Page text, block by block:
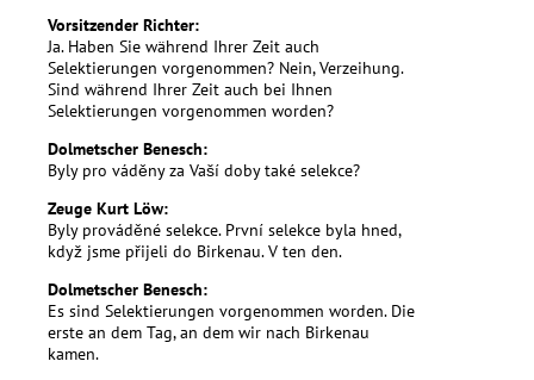
Vorsitzender Richter:
Ja. Haben Sie während Ihrer Zeit auch
Selektierungen vorgenommen? Nein, Verzeihung.
Sind während Ihrer Zeit auch bei Ihnen
Selektierungen vorgenommen worden?
Dolmetscher Benesch:
Byly pro váděny za Vaší doby také selekce?
Zeuge Kurt Löw:
Byly prováděné selekce. První selekce byla hned,
když jsme přijeli do Birkenau. V ten den.
Dolmetscher Benesch:
Es sind Selektierungen vorgenommen worden. Die
erste an dem Tag, an dem wir nach Birkenau
kamen.